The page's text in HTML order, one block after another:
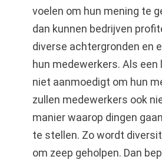
voelen om hun mening te
dan kunnen bedrijven
diverse achtergronden en
hun medewerkers. Als een
niet aanmoedigt om hun
zullen medewerkers ook
manier waarop dingen
te stellen. Zo wordt
om zeep geholpen. Dan